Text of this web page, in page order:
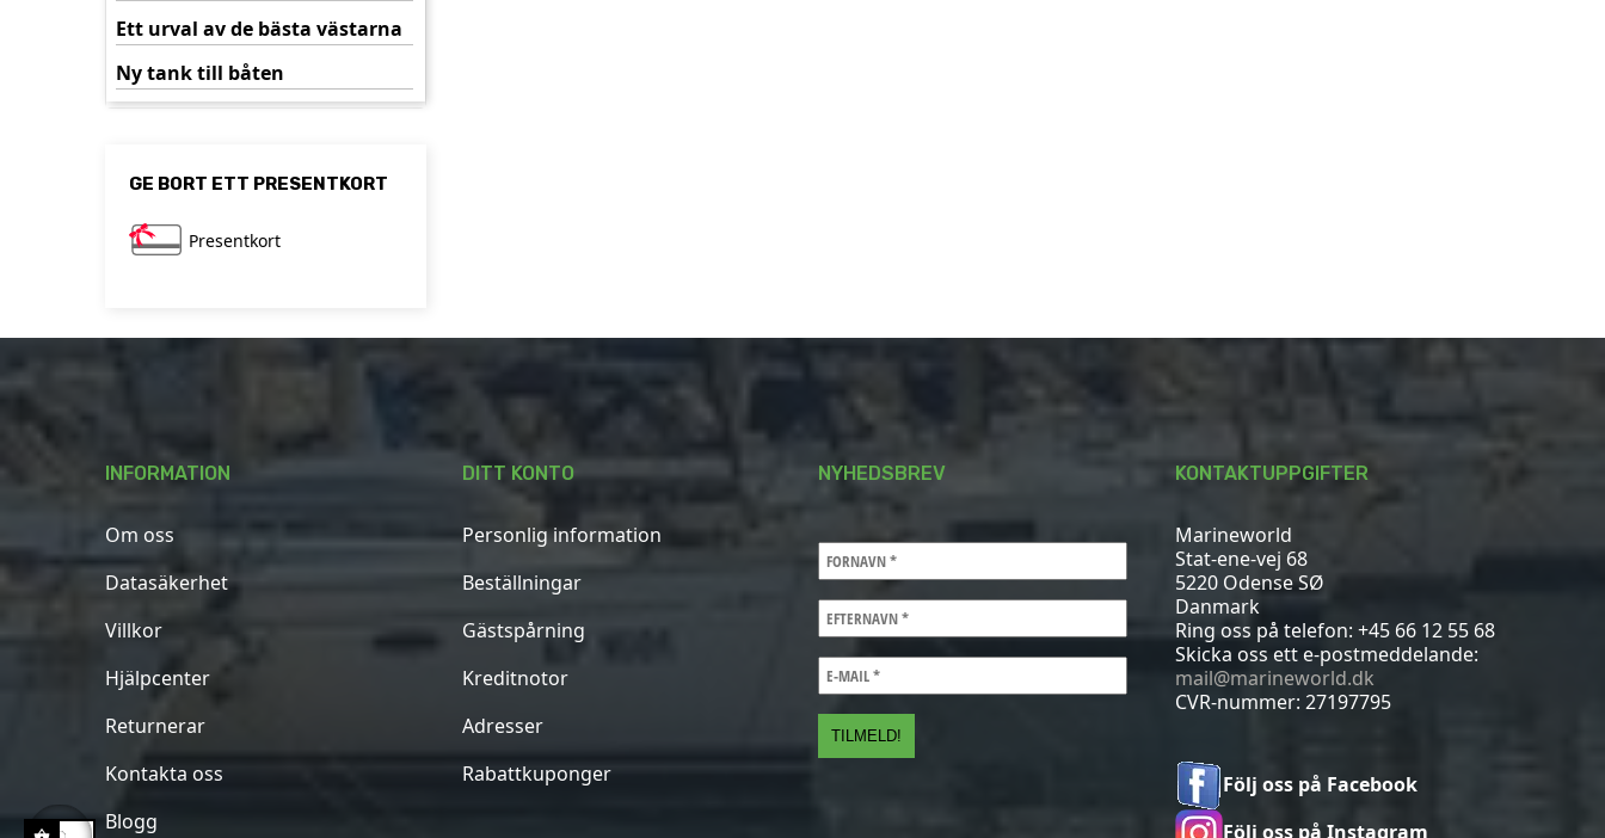
Ett urval av de bästa västarna
Ny tank till båten
GE BORT ETT PRESENTKORT
Presentkort
INFORMATION
Om oss
Datasäkerhet
Villkor
Hjälpcenter
Returnerar
Kontakta oss
Blogg
DITT KONTO
Personlig information
Beställningar
Gästspårning
Kreditnotor
Adresser
Rabattkuponger
NYHEDSBREV KONTAKTUPPGIFTER
Marineworld
Stat-ene-vej 68
5220 Odense SØ
Danmark
Ring oss på telefon: +45 66 12 55 68
Skicka oss ett e-postmeddelande:
mail@marineworld.dk
CVR-nummer: 27197795
Följ oss på Facebook
Följ oss på Instagram